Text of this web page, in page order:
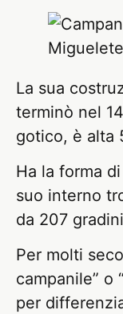
La sua
terminò nel
gotico, è alta
Ha la forma
suo interno
da 207
Per molti
campanile” o
per